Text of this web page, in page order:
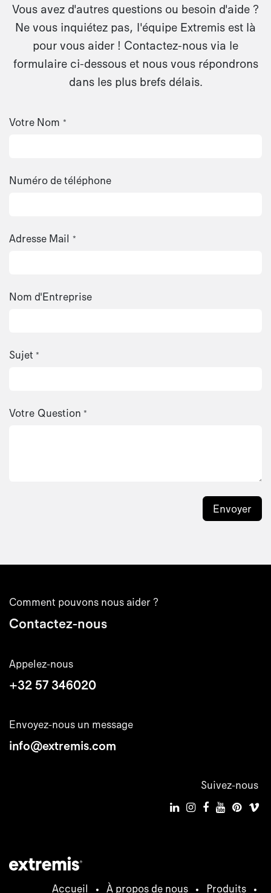
Vous avez d'autres questions ou besoin d'aide ?
Ne vous inquiétez pas, l'équipe Extremis est là
pour vous aider ! Contactez-nous via le
formulaire ci-dessous et nous vous répondrons
dans les plus brefs délais.
Votre Nom *
Numéro de téléphone
Adresse Mail *
Nom d'Entreprise
Sujet *
Votre Question *
Envoyer
Comment pouvons nous aider ?
Contactez-nous
Appelez-nous
+32 57 346020
Envoyez-nous un message
info@extremis.com
Suivez-nous
Accueil • À propos de nous • Produits •